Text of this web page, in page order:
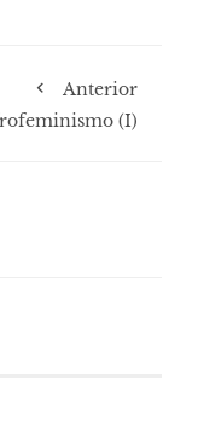
Anterior
(I)